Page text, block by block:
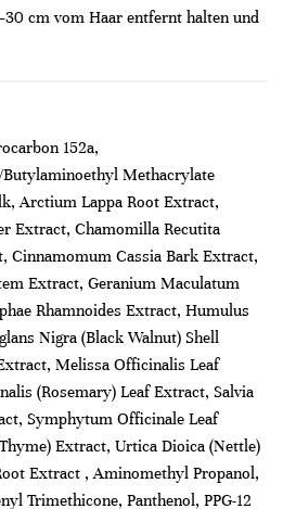
cm vom Haar entfernt halten und
152a,
Methacrylate
Arctium Lappa Root Extract,
Extract, Chamomilla Recutita
Cinnamomum Cassia Bark Extract,
Extract, Geranium Maculatum
Rhamnoides Extract, Humulus
Nigra (Black Walnut) Shell
Melissa Officinalis Leaf
(Rosemary) Leaf Extract, Salvia
Symphytum Officinale Leaf
Extract, Urtica Dioica (Nettle)
Extract , Aminomethyl Propanol,
Trimethicone, Panthenol, PPG-12